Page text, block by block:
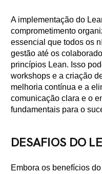
A implementação do
comprometimento
essencial que todos os
gestão até os
princípios Lean. Isso
workshops e a criação
melhoria contínua e a
comunicação clara e o
fundamentais para o
DESAFIOS DO
Embora os benefícios